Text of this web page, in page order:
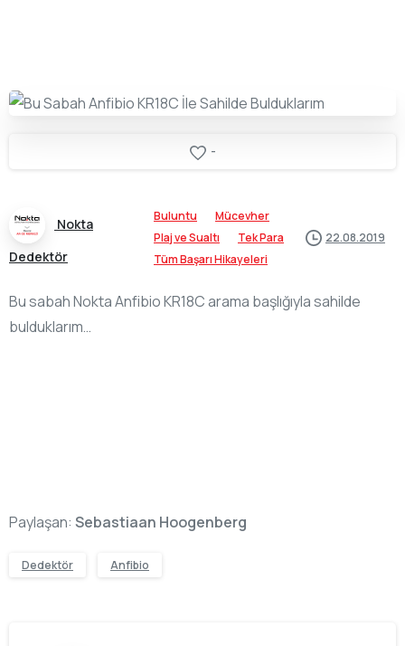
-
Nokta
Dedektör
Buluntu
Mücevher
Plaj ve Sualtı
Tek Para
Tüm Başarı Hikayeleri
22.08.2019
Bu sabah Nokta Anfibio KR18C arama başlığıyla sahilde
bulduklarım…
Paylaşan: Sebastiaan Hoogenberg
Dedektör Anfibio